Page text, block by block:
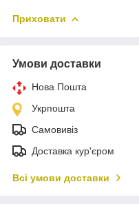
Приховати
Умови доставки
Нова Пошта
Укрпошта
Самовивіз
Доставка кур'єром
Всі умови доставки